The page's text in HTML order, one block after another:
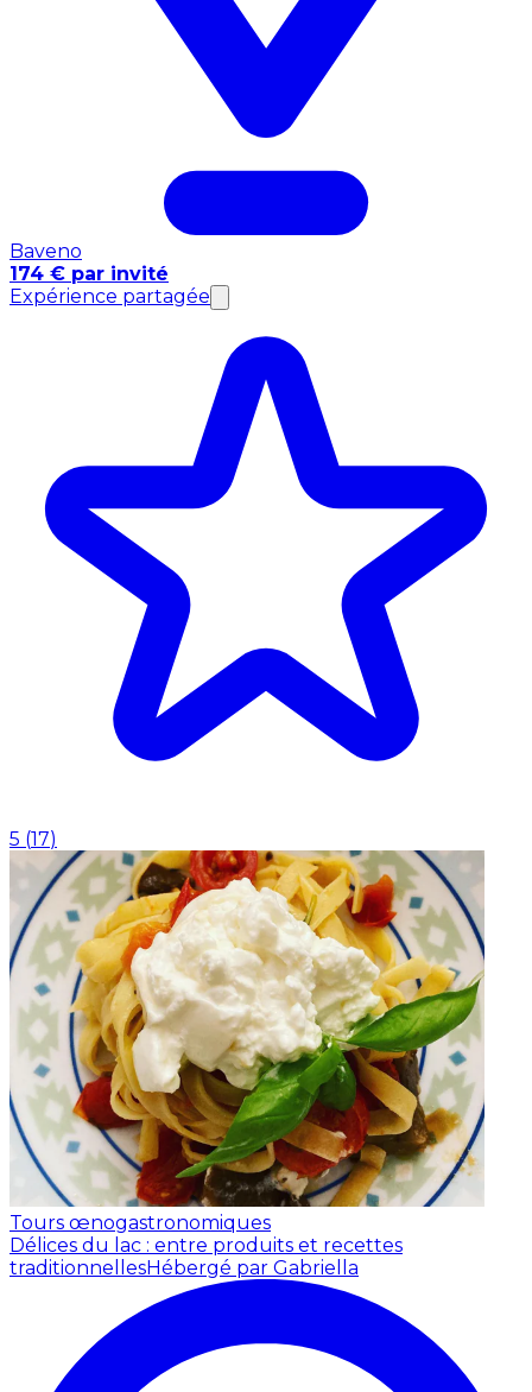
Baveno
174 € par invité
Expérience partagée
5 (17)
Tours œnogastronomiques
Délices du lac : entre produits et recettes
traditionnellesHébergé par Gabriella